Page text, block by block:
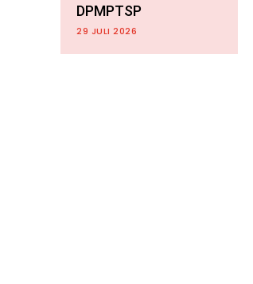
DPMPTSP
29 JULI 2026